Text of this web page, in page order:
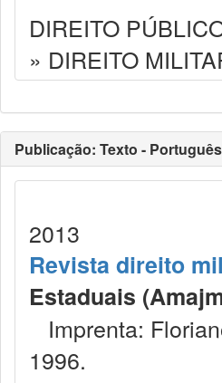
DIREITO
» DIREITO
Publicação: Texto - Português
2013
Revista direito
Estaduais
Imprenta:
1996.